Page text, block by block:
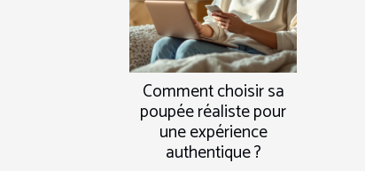
Comment choisir sa
poupée réaliste pour
une expérience
authentique ?